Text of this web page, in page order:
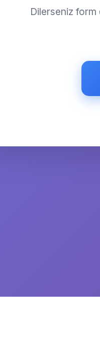
Dilerseniz form